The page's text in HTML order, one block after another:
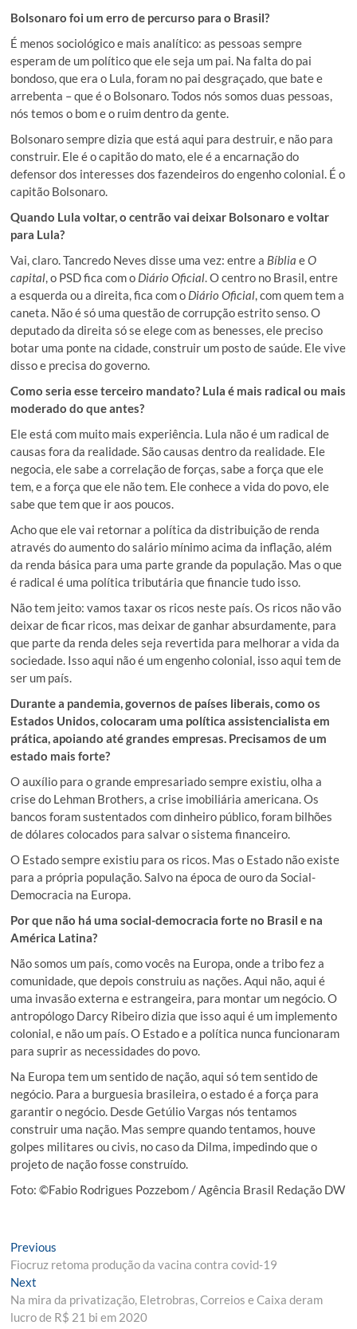
Bolsonaro foi um erro de percurso para o Brasil?
É menos sociológico e mais analítico: as pessoas sempre
esperam de um político que ele seja um pai. Na falta do pai
bondoso, que era o Lula, foram no pai desgraçado, que bate e
arrebenta – que é o Bolsonaro. Todos nós somos duas pessoas,
nós temos o bom e o ruim dentro da gente.
Bolsonaro sempre dizia que está aqui para destruir, e não para
construir. Ele é o capitão do mato, ele é a encarnação do
defensor dos interesses dos fazendeiros do engenho colonial. É o
capitão Bolsonaro.
Quando Lula voltar, o centrão vai deixar Bolsonaro e voltar
para Lula?
Vai, claro. Tancredo Neves disse uma vez: entre a BíbliaeO
capital, o PSD fica com o Diário Oficial. O centro no Brasil, entre
a esquerda ou a direita, fica com o Diário Oficial, com quem tem a
caneta. Não é só uma questão de corrupção estrito senso. O
deputado da direita só se elege com as benesses, ele preciso
botar uma ponte na cidade, construir um posto de saúde. Ele vive
disso e precisa do governo.
Como seria esse terceiro mandato? Lula é mais radical ou mais
moderado do que antes?
Ele está com muito mais experiência. Lula não é um radical de
causas fora da realidade. São causas dentro da realidade. Ele
negocia, ele sabe a correlação de forças, sabe a força que ele
tem, e a força que ele não tem. Ele conhece a vida do povo, ele
sabe que tem que ir aos poucos.
Acho que ele vai retornar a política da distribuição de renda
através do aumento do salário mínimo acima da inflação, além
da renda básica para uma parte grande da população. Mas o que
é radical é uma política tributária que financie tudo isso.
Não tem jeito: vamos taxar os ricos neste país. Os ricos não vão
deixar de ficar ricos, mas deixar de ganhar absurdamente, para
que parte da renda deles seja revertida para melhorar a vida da
sociedade. Isso aqui não é um engenho colonial, isso aqui tem de
ser um país.
Durante a pandemia, governos de países liberais, como os
Estados Unidos, colocaram uma política assistencialista em
prática, apoiando até grandes empresas. Precisamos de um
estado mais forte?
O auxílio para o grande empresariado sempre existiu, olha a
crise do Lehman Brothers, a crise imobiliária americana. Os
bancos foram sustentados com dinheiro público, foram bilhões
de dólares colocados para salvar o sistema financeiro.
O Estado sempre existiu para os ricos. Mas o Estado não existe
para a própria população. Salvo na época de ouro da Social-
Democracia na Europa.
Por que não há uma social-democracia forte no Brasil e na
América Latina?
Não somos um país, como vocês na Europa, onde a tribo fez a
comunidade, que depois construiu as nações. Aqui não, aqui é
uma invasão externa e estrangeira, para montar um negócio. O
antropólogo Darcy Ribeiro dizia que isso aqui é um implemento
colonial, e não um país. O Estado e a política nunca funcionaram
para suprir as necessidades do povo.
Na Europa tem um sentido de nação, aqui só tem sentido de
negócio. Para a burguesia brasileira, o estado é a força para
garantir o negócio. Desde Getúlio Vargas nós tentamos
construir uma nação. Mas sempre quando tentamos, houve
golpes militares ou civis, no caso da Dilma, impedindo que o
projeto de nação fosse construído.
Foto: ©Fabio Rodrigues Pozzebom / Agência Brasil Redação DW
Navegação
de
Post
Previous
post:
Fiocruz retoma produção da vacina contra covid-19
Next
post:
Na mira da privatização, Eletrobras, Correios e Caixa deram
lucro de R$ 21 bi em 2020